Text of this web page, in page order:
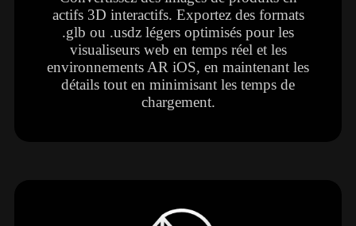
actifs 3D interactifs. Exportez des formats
.glb ou .usdz légers optimisés pour les
visualiseurs web en temps réel et les
environnements AR iOS, en maintenant les
détails tout en minimisant les temps de
chargement.